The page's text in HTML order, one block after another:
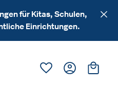
für Kitas, Schulen,
Einrichtungen.
Du hast 0